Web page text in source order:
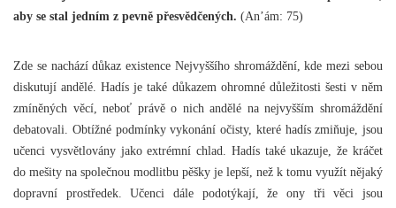
aby se stal jedním z pevně přesvědčených. (An’ám: 75)
Zde se nachází důkaz existence Nejvyššího shromáždění, kde mezi sebou
diskutují andělé. Hadís je také důkazem ohromné důležitosti šesti v něm
zmíněných věcí, neboť právě o nich andělé na nejvyšším shromáždění
debatovali. Obtížné podmínky vykonání očisty, které hadís zmiňuje, jsou
učenci vysvětlovány jako extrémní chlad. Hadís také ukazuje, že kráčet
do mešity na společnou modlitbu pěšky je lepší, než k tomu využít nějaký
dopravní prostředek. Učenci dále podotýkají, že ony tři věci jsou